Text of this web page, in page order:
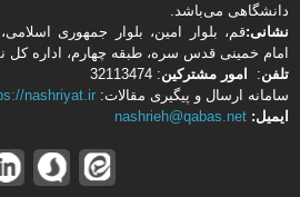
دانشگاهی می‌باشد.
نشانی:قم، بلوار امین، بلوار جمهوری
امام خمینی قدس سره، طبقه چهارم، اداره
تلفن: امور مشتركین: 32113474
سامانه ارسال و پیگیری مقالات: nashriyat.ir
ایمیل: nashrieh@qabas.net